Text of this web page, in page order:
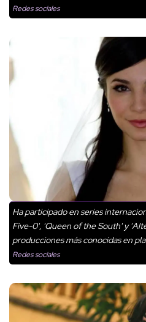
Redes sociales
Ha participado en series
Five-0', 'Queen of the South' y
producciones más conocidas en
Redes sociales